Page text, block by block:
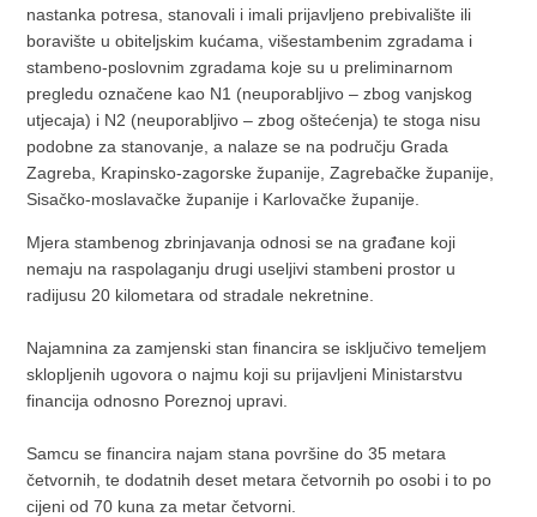
nastanka potresa, stanovali i imali prijavljeno prebivalište ili
boravište u obiteljskim kućama, višestambenim zgradama i
stambeno-poslovnim zgradama koje su u preliminarnom
pregledu označene kao N1 (neuporabljivo – zbog vanjskog
utjecaja) i N2 (neuporabljivo – zbog oštećenja) te stoga nisu
podobne za stanovanje, a nalaze se na području Grada
Zagreba, Krapinsko-zagorske županije, Zagrebačke županije,
Sisačko-moslavačke županije i Karlovačke županije.
Mjera stambenog zbrinjavanja odnosi se na građane koji
nemaju na raspolaganju drugi useljivi stambeni prostor u
radijusu 20 kilometara od stradale nekretnine.
Najamnina za zamjenski stan financira se isključivo temeljem
sklopljenih ugovora o najmu koji su prijavljeni Ministarstvu
financija odnosno Poreznoj upravi.
Samcu se financira najam stana površine do 35 metara
četvornih, te dodatnih deset metara četvornih po osobi i to po
cijeni od 70 kuna za metar četvorni.